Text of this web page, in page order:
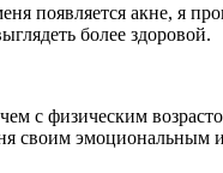
появляется акне, я
более здоровой.
с физическим
своим эмоциональным